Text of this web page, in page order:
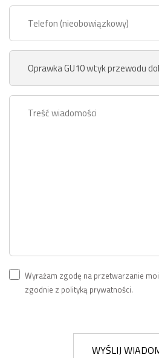
Wyrażam zgodę na przetwarzanie
zgodnie z polityką prywatności.
WYŚLIJ